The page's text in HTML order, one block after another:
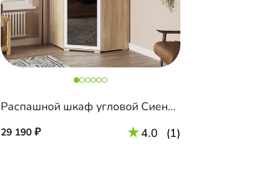
Распашной шкаф угловой Сиена с зеркалом
29 190 4.0 (1)